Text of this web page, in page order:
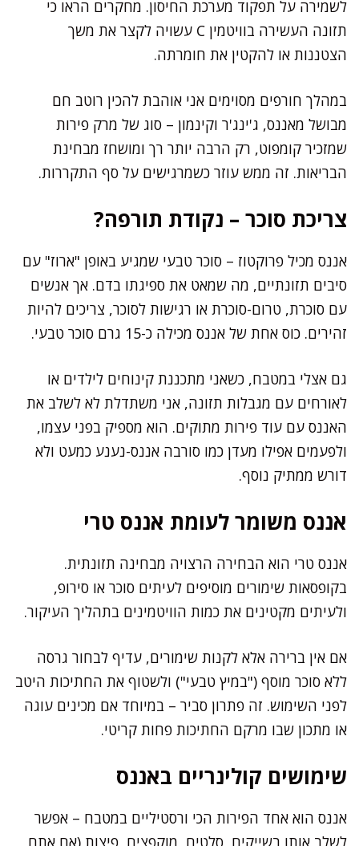
לשמירה על תפקוד מערכת החיסון. מחקרים הראו כי
תזונה העשירה בוויטמין C עשויה לקצר את משך
הצטננות או להקטין את חומרתה.
במהלך חורפים מסוימים אני אוהבת להכין רוטב חם
מבושל מאננס, ג'ינג'ר וקינמון – סוג של מרק פירות
שמזכיר קומפוט, רק הרבה יותר רך ומושחז מבחינת
הבריאות. זה ממש עוזר כשמרגישים על סף התקררות.
צריכת סוכר – נקודת תורפה?
אננס מכיל פרוקטוז – סוכר טבעי שמגיע באופן "ארוז" עם
סיבים תזונתיים, מה שמאט את ספיגתו בדם. אך אנשים
עם סוכרת, טרום-סוכרת או רגישות לסוכר, צריכים להיות
זהירים. כוס אחת של אננס מכילה כ-15 גרם סוכר טבעי.
גם אצלי במטבח, כשאני מתכננת קינוחים לילדים או
לאורחים עם מגבלות תזונה, אני משתדלת לא לשלב את
האננס עם עוד פירות מתוקים. הוא מספיק בפני עצמו,
ולפעמים אפילו מעדן כמו סורבה אננס-נענע כמעט ולא
דורש ממתיק נוסף.
אננס משומר לעומת אננס טרי
אננס טרי הוא הבחירה הרצויה מבחינה תזונתית.
בקופסאות שימורים מוסיפים לעיתים סוכר או סירופ,
ולעיתים מקטינים את כמות הוויטמינים בתהליך העיקור.
אם אין ברירה אלא לקנות שימורים, עדיף לבחור גרסה
ללא סוכר מוסף ("במיץ טבעי") ולשטוף את החתיכות היטב
לפני השימוש. זה פתרון סביר – במיוחד אם מכינים עוגה
או מתכון שבו מרקם החתיכות פחות קריטי.
שימושים קולינריים באננס
אננס הוא אחד הפירות הכי ורסטיליים במטבח – אפשר
לשלב אותו בשייקים, סלטים, מוקפצים, פיצות (אם אתם